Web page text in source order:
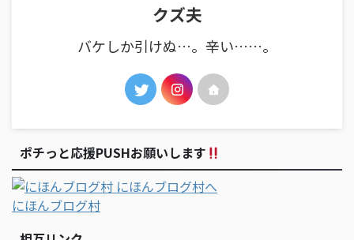
クズ夫
バケしか引けぬ…。辛い……。
ポチっと応援PUSHお願いします
にほんブログ村